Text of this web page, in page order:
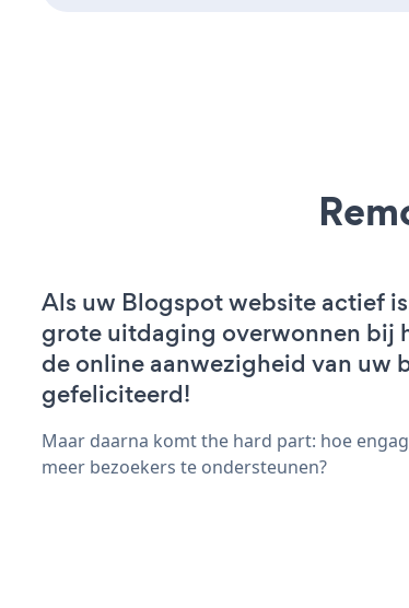
Als uw Blogspot website actief
grote uitdaging overwonnen bij
de online aanwezigheid van uw
gefeliciteerd!
Maar daarna komt the hard part: hoe
meer bezoekers te ondersteunen?